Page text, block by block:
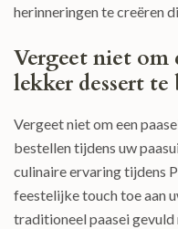
herinneringen te creëren
Vergeet niet om
lekker dessert te
Vergeet niet om een
bestellen tijdens uw
culinaire ervaring tijdens
feestelijke touch toe aan
traditioneel paasei